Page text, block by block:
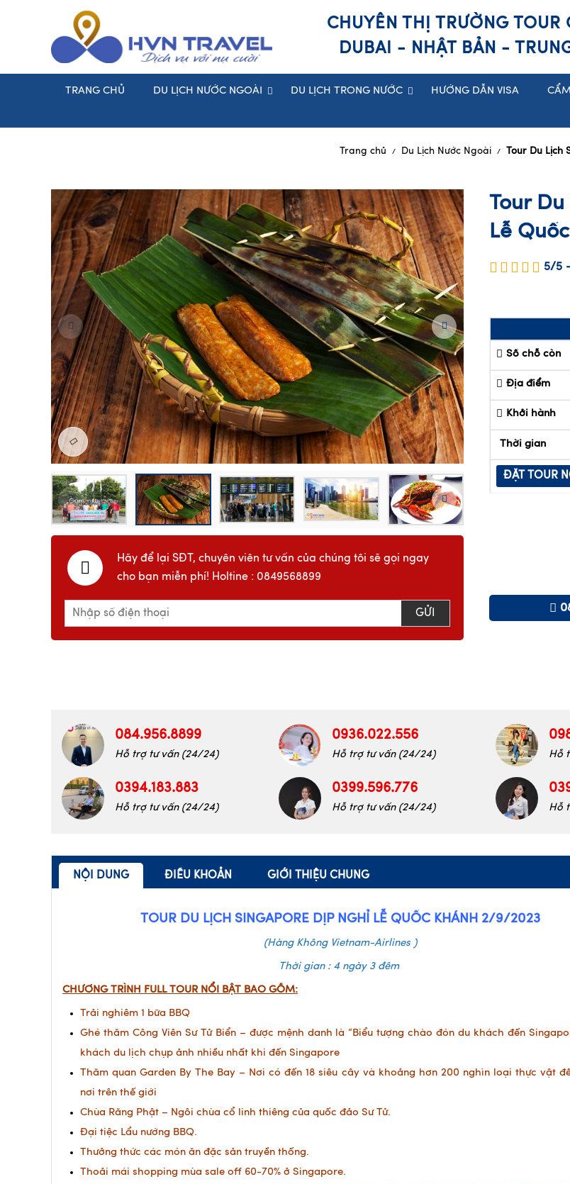
CHUYÊN THỊ TRƯỜNG TOUR
DUBAI - NHẬT BẢN -
TRANG CHỦ DU LỊCH NƯỚC NGOÀI DU LỊCH TRONG NƯỚC HƯỚNG DẪN VISA
Trang chủ / Du Lịch Nước Ngoài / Tour Du Lịch
Hãy để lại SĐT, chuyên viên tư vấn của chúng tôi sẽ gọi ngay
cho bạn miễn phí! Holtine : 0849568899
GỬI
Tour
Lễ
5/5
Số chỗ còn
Địa điểm
Khởi hành
Thời gian
ĐẶT TOUR
084.956.8899
Hỗ trợ tư vấn (24/24)
0936.022.556
Hỗ trợ tư vấn (24/24) Hỗ
0394.183.883
Hỗ trợ tư vấn (24/24)
0399.596.776
Hỗ trợ tư vấn (24/24) Hỗ
NỘI DUNG ĐIỀU KHOẢN GIỚI THIỆU CHUNG
TOUR DU LỊCH SINGAPORE DỊP NGHỈ LỄ QUỐC KHÁNH 2/9/2023
(Hàng Không Vietnam-Airlines )
Thời gian : 4 ngày 3 đêm
CHƯƠNG TRÌNH FULL TOUR NỔI BẬT BAO GỒM:
Trải nghiêm 1 bữa BBQ
Ghé thăm Công Viên Sư Tử Biển – được mệnh danh là “Biểu tượng chào đón du khách đến
khách du lịch chụp ảnh nhiều nhất khi đến Singapore
Thăm quan Garden By The Bay – Nơi có đến 18 siêu cây và khoảng hơn 200 nghìn loại thực vật
nơi trên thế giới
Chùa Răng Phật – Ngôi chùa cổ linh thiêng của quốc đảo Sư Tử.
Đại tiệc Lẩu nướng BBQ.
Thưởng thức các món ăn đặc sản truyền thống.
Thoải mái shopping mùa sale off 60-70% ở Singapore.